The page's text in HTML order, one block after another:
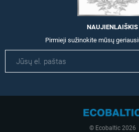
NAUJIENLAIŠKIS
Pirmieji sužinokite mūsų
© Ecobaltic 2026